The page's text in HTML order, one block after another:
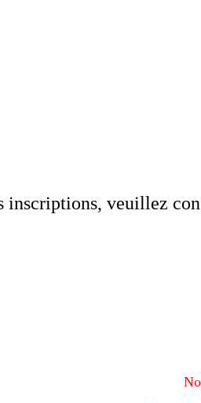
inscriptions, veuillez